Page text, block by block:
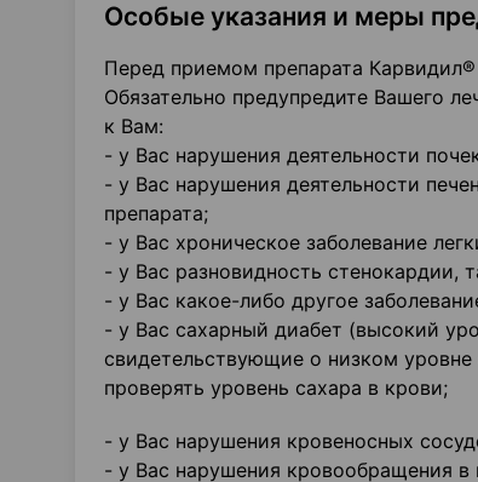
Особые указания и меры
Перед приемом препарата
Обязательно предупредите Вашего
к Вам:
- у Вас нарушения деятельности
- у Вас нарушения деятельности
препарата;
- у Вас хроническое заболевание
- у Вас разновидность стенокардии,
- у Вас какое-либо другое
- у Вас сахарный диабет (высокий
свидетельствующие о низком уровне
проверять уровень сахара в крови;
- у Вас нарушения кровеносных
- у Вас нарушения кровообращения